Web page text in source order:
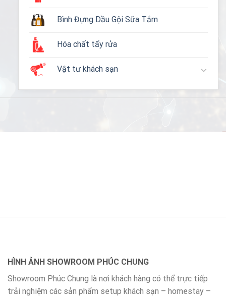
Bình Đựng Dầu Gội Sữa Tắm
Hóa chất tẩy rửa
Vật tư khách sạn
HÌNH ẢNH SHOWROOM PHÚC CHUNG
Showroom Phúc Chung là nơi khách hàng có thể trực tiếp
trải nghiệm các sản phẩm setup khách sạn – homestay –